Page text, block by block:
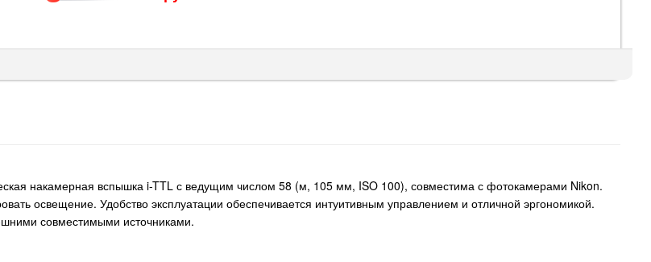
накамерная вспышка i-TTL с ведущим числом 58 (м, 105 мм, ISO 100), совместима с фотокамерами Nikon.
освещение. Удобство эксплуатации обеспечивается интуитивным управлением и отличной эргономикой.
совместимыми источниками.